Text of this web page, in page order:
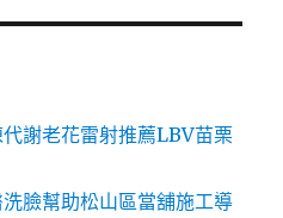
謝老花雷射推薦LBV苗栗
臉幫助松山區當舖施工導